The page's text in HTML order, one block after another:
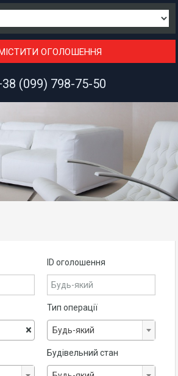
ОГОЛОШЕННЯ
(099) 798-75-50
ID оголошення
×
Тип операції
Будь-який
Будівельний стан